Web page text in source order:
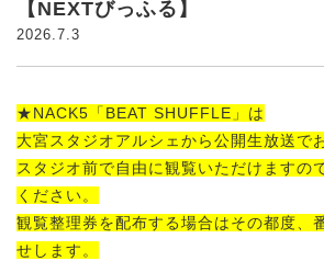
【NEXTびっふる】
2026.7.3
★NACK5「BEAT SHUFFLE」は
大宮スタジオアルシェから公開生放送で
スタジオ前で自由に観覧いただけますの
ください。
観覧整理券を配布する場合はその都度、
せします。